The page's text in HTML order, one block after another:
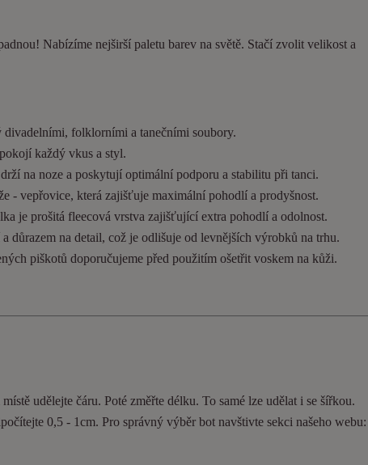
Nabízíme nejširší paletu barev na světě. Stačí zvolit velikost a
folklorními a tanečními soubory.
každý vkus a styl.
na noze a poskytují optimální podporu a stabilitu při tanci.
- vepřovice, která zajišťuje maximální pohodlí a prodyšnost.
je prošitá fleecová vrstva zajišťující extra pohodlí a odolnost.
důrazem na detail, což je odlišuje od levnějších výrobků na trhu.
piškotů doporučujeme před použitím ošetřit voskem na kůži.
udělejte čáru. Poté změřte délku. To samé lze udělat i se šířkou.
0,5 - 1cm. Pro správný výběr bot navštivte sekci našeho webu: